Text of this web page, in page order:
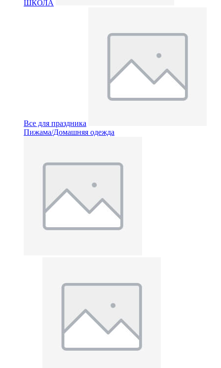
ШКОЛА
Все для праздника
Пижама/Домашняя одежда